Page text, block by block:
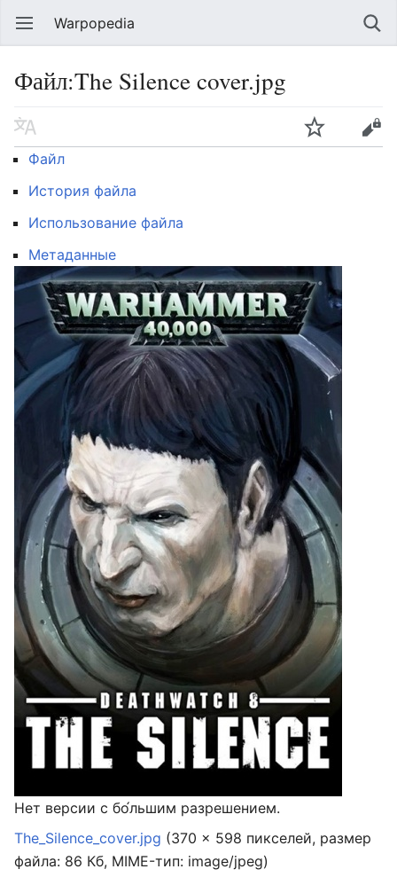
Warpopedia
Файл:The Silence cover.jpg
Файл
История файла
Использование файла
Метаданные
Нет версии с бо́льшим разрешением.
The_Silence_cover.jpg (370 × 598 пикселей, размер
файла: 86 Кб, MIME-тип: image/jpeg)